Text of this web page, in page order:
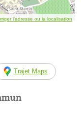
l’adresse ou la localisation
Trajet Maps